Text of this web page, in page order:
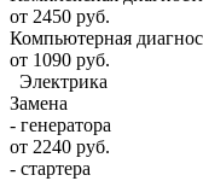
от 2450 руб.
Компьютерная
от 1090 руб.
Электрика
Замена
- генератора
от 2240 руб.
- стартера